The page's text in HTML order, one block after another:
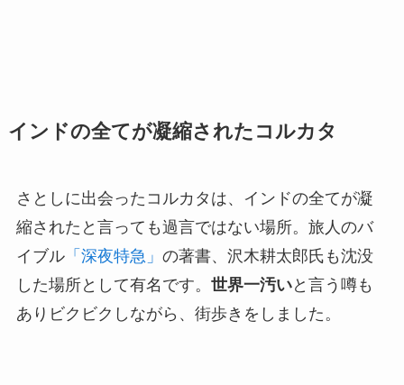
インドの全てが凝縮されたコルカタ
さとしに出会ったコルカタは、インドの全てが凝
縮されたと言っても過言ではない場所。旅人のバ
イブル「深夜特急」 の著書、沢木耕太郎氏も沈没
した場所として有名です。 世界一汚いと言う噂も
ありビクビクしながら、街歩きをしました。